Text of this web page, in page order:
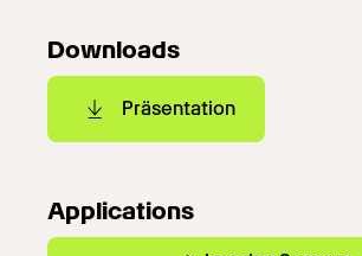
Downloads
Präsentation
Applications